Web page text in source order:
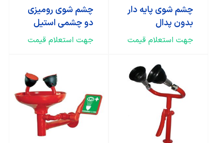
چشم شوی پایه دار
بدون پدال
جهت استعلام قیمت
چشم شوی رومیزی
دو چشمی استیل
جهت استعلام قیمت